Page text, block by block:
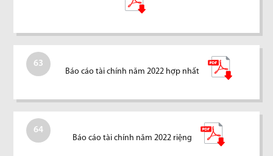
63
Báo cáo tài chính năm 2022 hợp nhất
64
Báo cáo tài chính năm 2022 riệng